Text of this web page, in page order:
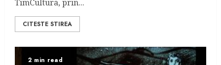
TimCultura, prin...
CITESTE STIREA
2 min read